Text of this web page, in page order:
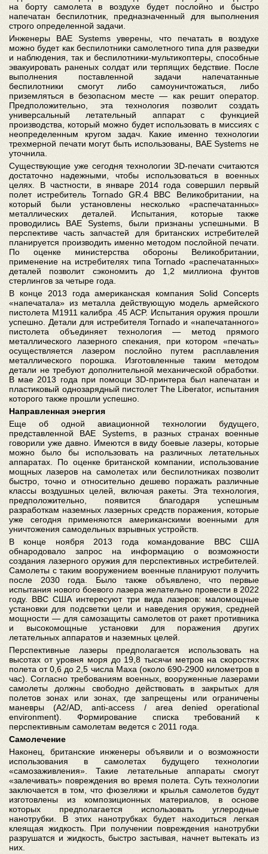
на борту самолета в воздухе будет послойно и быстро
напечатан беспилотник, предназначенный для выполнения
строго определенной задачи.
Инженеры BAE Systems уверены, что печатать в воздухе
можно будет как беспилотники самолетного типа для разведки
и наблюдения, так и беспилотники-мультикоптеры, способные
эвакуировать раненых солдат или терпящих бедствие. После
выполнения поставленной задачи напечатанные
беспилотники смогут либо самоуничтожаться, либо
приземляться в безопасном месте — как решит оператор.
Предположительно, эта технология позволит создать
универсальный летательный аппарат с функцией
производства, который можно будет использовать в миссиях с
неопределенным кругом задач. Какие именно технологии
трехмерной печати могут быть использованы, BAE Systems не
уточнила.
Существующие уже сегодня технологии 3D-печати считаются
достаточно надежными, чтобы использоваться в военных
целях. В частности, в январе 2014 года совершил первый
полет истребитель Tornado GR.4 ВВС Великобритании, на
который были установлены несколько «распечатанных»
металлических деталей. Испытания, которые также
проводились BAE Systems, были признаны успешными. В
перспективе часть запчастей для британских истребителей
планируется производить именно методом послойной печати.
По оценке министерства обороны Великобритании,
применение на истребителях типа Tornado «распечатанных»
деталей позволит сэкономить до 1,2 миллиона фунтов
стерлингов за четыре года.
В конце 2013 года американская компания Solid Concepts
«напечатала» из металла действующую модель армейского
пистолета M1911 калибра .45 ACP. Испытания оружия прошли
успешно. Детали для истребителя Tornado и «напечатанного»
пистолета объединяет технология — метод прямого
металлического лазерного спекания, при котором «печать»
осуществляется лазером послойно путем расплавления
металлического порошка. Изготовленные таким методом
детали не требуют дополнительной механической обработки.
В мае 2013 года при помощи 3D-принтера был напечатан и
пластиковый однозарядный пистолет The Liberator, испытания
которого также прошли успешно.
Направленная энергия
Еще об одной авиационной технологии будущего,
представленной BAE Systems, в разных странах военные
говорили уже давно. Имеются в виду боевые лазеры, которые
можно было бы использовать на различных летательных
аппаратах. По оценке британской компании, использование
мощных лазеров на самолетах или беспилотниках позволит
быстро, точно и относительно дешево поражать различные
классы воздушных целей, включая ракеты. Эта технология,
предположительно, появится благодаря успешным
разработкам наземных лазерных средств поражения, которые
уже сегодня применяются американскими военными для
уничтожения самодельных взрывных устройств.
В конце ноября 2013 года командование ВВС США
обнародовало запрос на информацию о возможности
создания лазерного оружия для перспективных истребителей.
Самолеты с таким вооружением военные планируют получить
после 2030 года. Было также объявлено, что первые
испытания нового боевого лазера желательно провести в 2022
году. ВВС США интересуют три вида лазеров: маломощные
установки для подсветки цели и наведения оружия, средней
мощности — для самозащиты самолетов от ракет противника
и высокомощные установки для поражения других
летательных аппаратов и наземных целей.
Перспективные лазеры предполагается использовать на
высотах от уровня моря до 19,8 тысячи метров на скоростях
полета от 0,6 до 2,5 числа Маха (около 690-2900 километров в
час). Согласно требованиям военных, вооруженные лазерами
самолеты должны свободно действовать в закрытых для
полетов зонах или зонах, где запрещены или ограничены
маневры (A2/AD, anti-access / area denied operational
environment). Формирование списка требований к
перспективным самолетам ведется с 2011 года.
Самолечение
Наконец, британские инженеры объявили и о возможности
использования в самолетах будущего технологии
«самозаживления». Такие летательные аппараты смогут
«залечивать» повреждения во время полета. Суть технологии
заключается в том, что фюзеляжи и крылья самолетов будут
изготовлены из композиционных материалов, в основе
которых предполагается использовать углеродные
нанотрубки. В этих нанотрубках будет находиться легкая
клеящая жидкость. При получении повреждения нанотрубки
разрушатся и жидкость, быстро застывая, начнет вытекать из
них.